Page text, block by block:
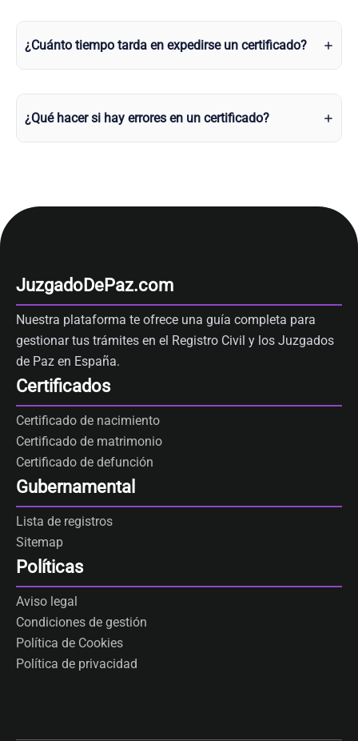
¿Cuánto tiempo tarda en expedirse un certificado?
¿Qué hacer si hay errores en un certificado?
JuzgadoDePaz.com
Nuestra plataforma te ofrece una guía completa para
gestionar tus trámites en el Registro Civil y los Juzgados
de Paz en España.
Certificados
Certificado de nacimiento
Certificado de matrimonio
Certificado de defunción
Gubernamental
Lista de registros
Sitemap
Políticas
Aviso legal
Condiciones de gestión
Política de Cookies
Política de privacidad